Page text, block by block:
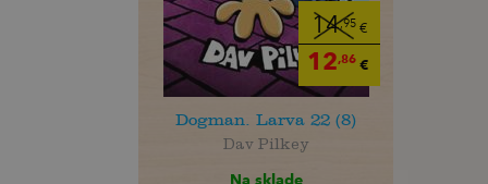
14,95 €
12,86 €
Dogman. Larva 22 (8)
Dav Pilkey
Na sklade